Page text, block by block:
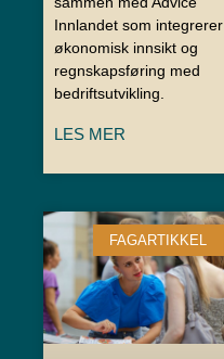
Innlandet som integrerer
økonomisk innsikt og
regnskapsføring med
bedriftsutvikling.
LES MER
FAGARTIKKEL